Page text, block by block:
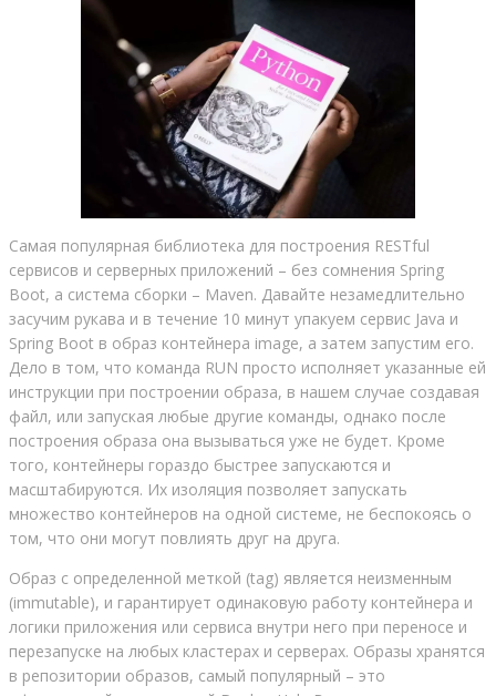
Самая популярная библиотека для построения RESTful
сервисов и серверных приложений – без сомнения Spring
Boot, а система сборки – Maven. Давайте незамедлительно
засучим рукава и в течение 10 минут упакуем сервис Java и
Spring Boot в образ контейнера image, а затем запустим его.
Дело в том, что команда RUN просто исполняет указанные ей
инструкции при построении образа, в нашем случае создавая
файл, или запуская любые другие команды, однако после
построения образа она вызываться уже не будет. Кроме
того, контейнеры гораздо быстрее запускаются и
масштабируются. Их изоляция позволяет запускать
множество контейнеров на одной системе, не беспокоясь о
том, что они могут повлиять друг на друга.
Образ с определенной меткой (tag) является неизменным
(immutable), и гарантирует одинаковую работу контейнера и
логики приложения или сервиса внутри него при переносе и
перезапуске на любых кластерах и серверах. Образы хранятся
в репозитории образов, самый популярный – это